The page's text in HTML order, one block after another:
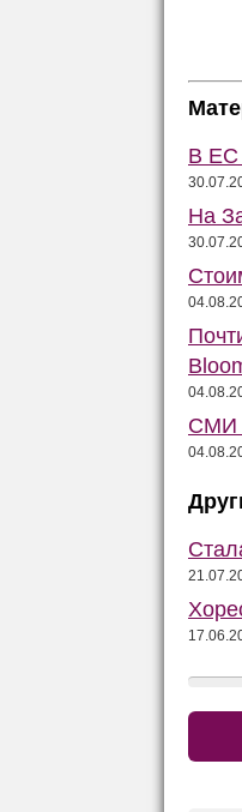
В ЕС
На
СМИ